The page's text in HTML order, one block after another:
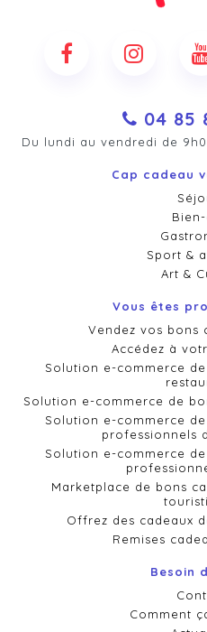
04 85
Du lundi au vendredi de
Cap cadeau
Sport &
Art &
Vous êtes
Vendez vos bons
Accédez à
Solution e-commerce
Solution e-commerce de
Solution e-commerce
professionnels
Solution e-commerce
Marketplace de bons
Offrez des cadeaux
Remises
Besoin
Comment